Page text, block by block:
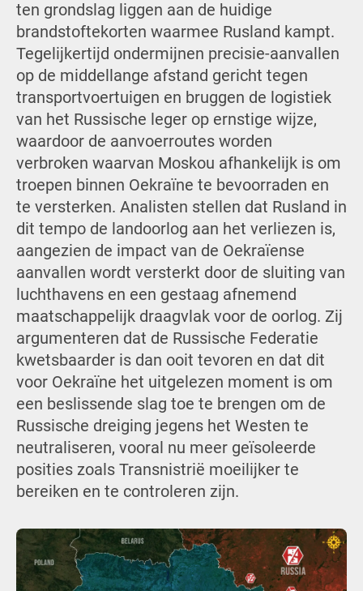
ten grondslag liggen aan de huidige
brandstoftekorten waarmee Rusland kampt.
Tegelijkertijd ondermijnen precisie-aanvallen
op de middellange afstand gericht tegen
transportvoertuigen en bruggen de logistiek
van het Russische leger op ernstige wijze,
waardoor de aanvoerroutes worden
verbroken waarvan Moskou afhankelijk is om
troepen binnen Oekraïne te bevoorraden en
te versterken. Analisten stellen dat Rusland in
dit tempo de landoorlog aan het verliezen is,
aangezien de impact van de Oekraïense
aanvallen wordt versterkt door de sluiting van
luchthavens en een gestaag afnemend
maatschappelijk draagvlak voor de oorlog. Zij
argumenteren dat de Russische Federatie
kwetsbaarder is dan ooit tevoren en dat dit
voor Oekraïne het uitgelezen moment is om
een beslissende slag toe te brengen om de
Russische dreiging jegens het Westen te
neutraliseren, vooral nu meer geïsoleerde
posities zoals Transnistrië moeilijker te
bereiken en te controleren zijn.